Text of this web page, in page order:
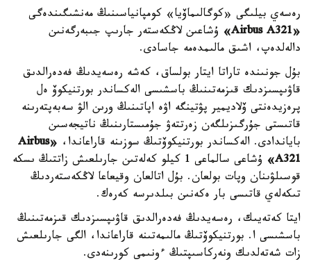
رەسەي بيلىگى «كوگالىماۆيا» كومپانياسىنىڭ مەنشىگىندەگى
«Airbus A321»
ۇشاعىن لاڭكەستەر جارىپ جىبەرگەنىن
دالەلدەپ، اشىق مالىمدەمە جاسادى.
بۇل جونىندە تاراتا ايتار بولساق، كەشە رەسەيدىڭ فەدەرالدىق
قاۋىپسىزدىك قىزمەتىنىڭ باسشىسى الەكساندر بورتنيكوۆ ەل
پرەزيدەنتى ۆلاديمير پۋتينگە اۋە اپاتىنىڭ ورىن الۋ سەبەپتەرىنە
قاتىستى جۇرگىزىلگەن زەرتتەۋ جۇمىستارىنىڭ ناتيجەسىن
باياندادى. الەكساندر بورتنيكوۆتىڭ سوزىنە قاراعاندا،
«Airbus
A321»
ۇشاعى سالماعى 1 كيلو كەلەتىن جارىلعىش زاتتىڭ ىسكە
قوسىلۋىنان وپات بولعان. بۇل اتالعان وقيعاعا لاڭكەستەردىڭ
تىكەلەي قاتىسى بار ەكەنىن بىلدىرسە كەرەك.
ايتا كەتەيىك، رەسەيدىڭ فەدەرالدىق قاۋىپسىزدىك قىزمەتىنىڭ
باسشىسى ا. بورتنيكوۆتىڭ مالىمەتىنە قاراعاندا، الگى جارىلعىش
زات شەتەلدىك ونەركاسىپتىڭ ءونىمى كورىنەدى.